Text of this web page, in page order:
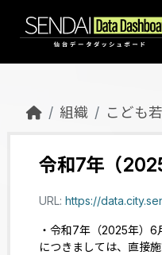
組織 こども
令和7年（
URL: https://
・令和7年（2025年）
につきましては、直接